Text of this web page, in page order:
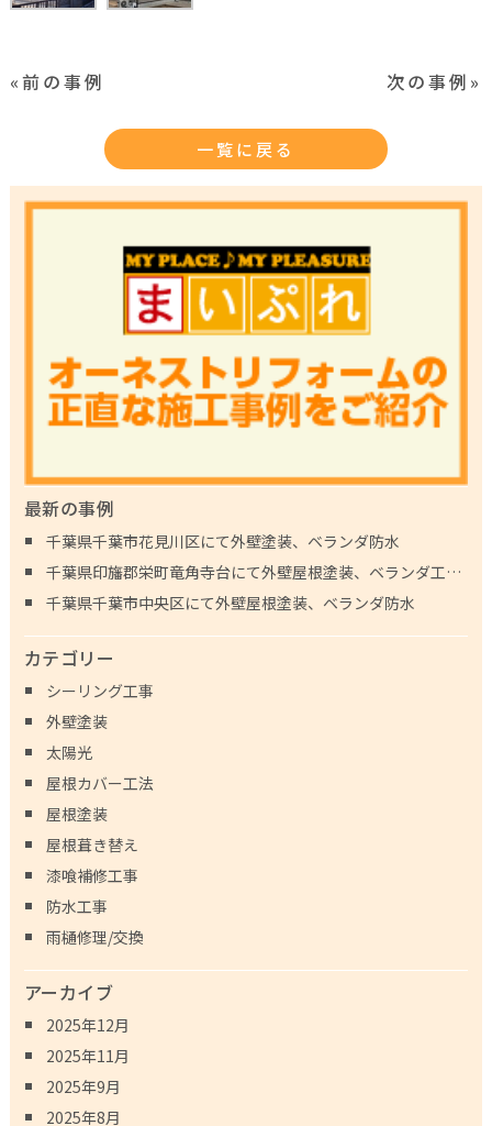
«前の事例 次の事例»
一覧に戻る
最新の事例
千葉県千葉市花見川区にて外壁塗装、ベランダ防水
千葉県印旛郡栄町竜角寺台にて外壁屋根塗装、ベランダ工事、鉄骨工事
千葉県千葉市中央区にて外壁屋根塗装、ベランダ防水
カテゴリー
シーリング工事
外壁塗装
太陽光
屋根カバー工法
屋根塗装
屋根葺き替え
漆喰補修工事
防水工事
雨樋修理/交換
アーカイブ
2025年12月
2025年11月
2025年9月
2025年8月